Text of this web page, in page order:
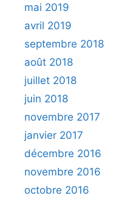
mai 2019
avril 2019
septembre 2018
août 2018
juillet 2018
juin 2018
novembre 2017
janvier 2017
décembre 2016
novembre 2016
octobre 2016